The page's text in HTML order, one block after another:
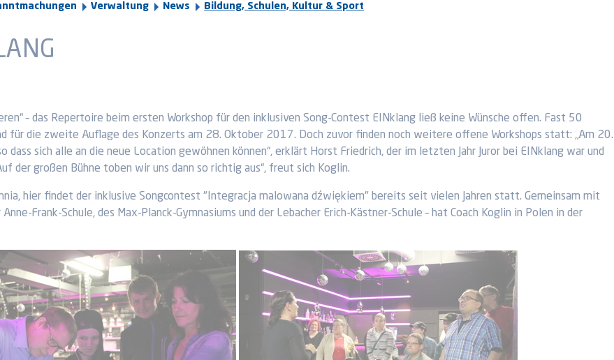
Verwaltung News Bildung, Schulen, Kultur & Sport
– das Repertoire beim ersten Workshop für den inklusiven Song-Contest EINklang ließ keine Wünsche offen. Fast 50
für die zweite Auflage des Konzerts am 28. Oktober 2017. Doch zuvor finden noch weitere offene Workshops statt: „Am 20.
sich alle an die neue Location gewöhnen können“, erklärt Horst Friedrich, der im letzten Jahr Juror bei EINklang war und
der großen Bühne toben wir uns dann so richtig aus“, freut sich Koglin.
hier findet der inklusive Songcontest "Integracja malowana dźwiękiem" bereits seit vielen Jahren statt. Gemeinsam mit
Frank-Schule, des Max-Planck-Gymnasiums und der Lebacher Erich-Kästner-Schule – hat Coach Koglin in Polen in der